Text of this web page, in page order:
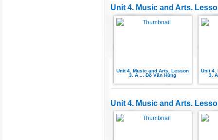
Unit 4. Music and Arts.
Unit 4. Music and Arts. Lesson
3. A ... Đỗ Văn Hùng
Unit 4.
3.
Unit 4. Music and Arts.